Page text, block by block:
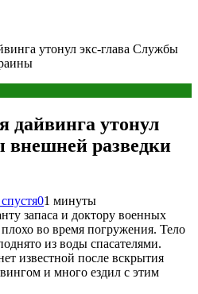
утонул экс-глава Службы
дайвинга утонул
внешней разведки
01 минуты
запаса и доктору военных
во время погружения. Тело
из воды спасателями.
известной после вскрытия
и много ездил с этим